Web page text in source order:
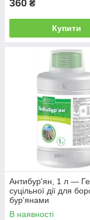
Ваше
3
4
Досить
360 ₴
Купити
Антибур'ян, 1 л —
суцільної дії для
бур'янами
В наявності